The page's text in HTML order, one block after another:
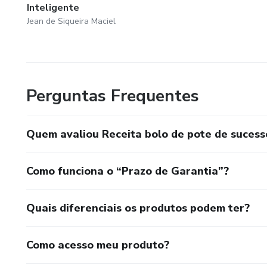
Inteligente
Jean de Siqueira Maciel
Perguntas Frequentes
Quem avaliou Receita bolo de pote de
Como funciona o “Prazo de Garantia”?
Quais diferenciais os produtos podem ter?
Como acesso meu produto?